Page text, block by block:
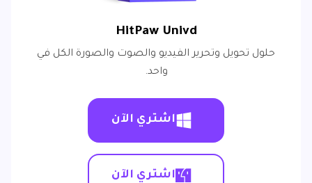
HitPaw Univd
حلول تحويل وتحرير الفيديو والصوت والصورة الكل في
واحد.
اشتري الآن
اشتري الآن